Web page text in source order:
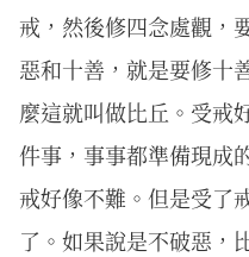
戒，然後修四念處觀，
惡和十善，就是要修十
麼這就叫做比丘。受戒
件事，事事都準備現成
戒好像不難。但是受了
了。如果說是不破惡，